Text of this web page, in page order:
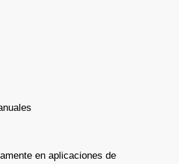
en aplicaciones de